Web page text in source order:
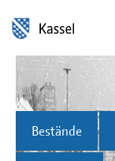
Bestände